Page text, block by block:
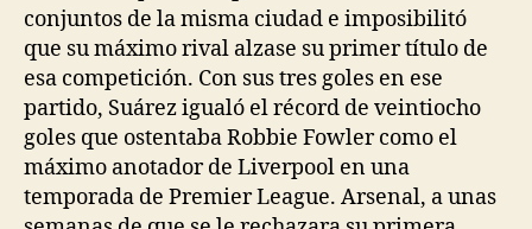
conjuntos de la misma ciudad e imposibilitó
que su máximo rival alzase su primer título de
esa competición. Con sus tres goles en ese
partido, Suárez igualó el récord de veintiocho
goles que ostentaba Robbie Fowler como el
máximo anotador de Liverpool en una
temporada de Premier League. Arsenal, a unas